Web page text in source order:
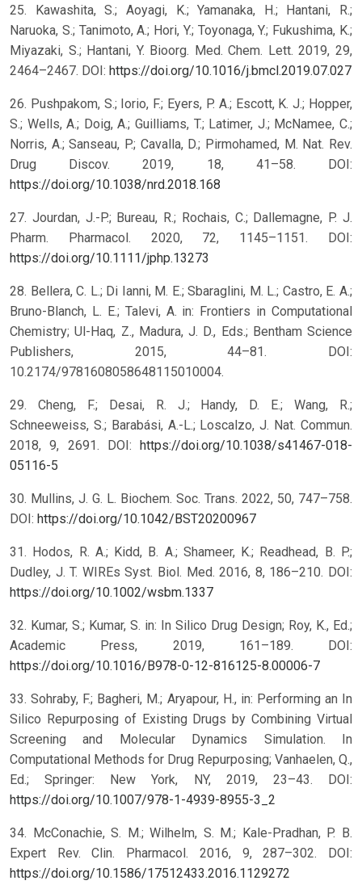
25. Kawashita, S.; Aoyagi, K.; Yamanaka, H.; Hantani, R.;
Naruoka, S.; Tanimoto, A.; Hori, Y.; Toyonaga, Y.; Fukushima, K.;
Miyazaki, S.; Hantani, Y. Bioorg. Med. Chem. Lett. 2019, 29,
2464–2467. DOI: https://doi.org/10.1016/j.bmcl.2019.07.027
26. Pushpakom, S.; Iorio, F.; Eyers, P. A.; Escott, K. J.; Hopper,
S.; Wells, A.; Doig, A.; Guilliams, T.; Latimer, J.; McNamee, C.;
Norris, A.; Sanseau, P.; Cavalla, D.; Pirmohamed, M. Nat. Rev.
Drug Discov. 2019, 18, 41–58. DOI:
https://doi.org/10.1038/nrd.2018.168
27. Jourdan, J.-P.; Bureau, R.; Rochais, C.; Dallemagne, P. J.
Pharm. Pharmacol. 2020, 72, 1145–1151. DOI:
https://doi.org/10.1111/jphp.13273
28. Bellera, C. L.; Di Ianni, M. E.; Sbaraglini, M. L.; Castro, E. A.;
Bruno-Blanch, L. E.; Talevi, A. in: Frontiers in Computational
Chemistry; Ul-Haq, Z., Madura, J. D., Eds.; Bentham Science
Publishers, 2015, 44–81. DOI:
10.2174/9781608058648115010004.
29. Cheng, F.; Desai, R. J.; Handy, D. E.; Wang, R.;
Schneeweiss, S.; Barabási, A.-L.; Loscalzo, J. Nat. Commun.
2018, 9, 2691. DOI:
https://doi.org/10.1038/s41467-018-
05116-5
30. Mullins, J. G. L. Biochem. Soc. Trans. 2022, 50, 747–758.
DOI: https://doi.org/10.1042/BST20200967
31. Hodos, R. A.; Kidd, B. A.; Shameer, K.; Readhead, B. P.;
Dudley, J. T. WIREs Syst. Biol. Med. 2016, 8, 186–210. DOI:
https://doi.org/10.1002/wsbm.1337
32. Kumar, S.; Kumar, S. in: In Silico Drug Design; Roy, K., Ed.;
Academic Press, 2019, 161–189. DOI:
https://doi.org/10.1016/B978-0-12-816125-8.00006-7
33. Sohraby, F.; Bagheri, M.; Aryapour, H., in: Performing an In
Silico Repurposing of Existing Drugs by Combining Virtual
Screening and Molecular Dynamics Simulation. In
Computational Methods for Drug Repurposing; Vanhaelen, Q.,
Ed.; Springer: New York, NY, 2019, 23–43. DOI:
https://doi.org/10.1007/978-1-4939-8955-3_2
34. McConachie, S. M.; Wilhelm, S. M.; Kale-Pradhan, P. B.
Expert Rev. Clin. Pharmacol. 2016, 9, 287–302. DOI:
https://doi.org/10.1586/17512433.2016.1129272